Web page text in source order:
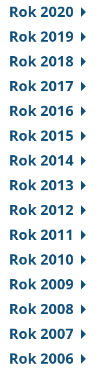
Rok 2020
Rok 2019
Rok 2018
Rok 2017
Rok 2016
Rok 2015
Rok 2014
Rok 2013
Rok 2012
Rok 2011
Rok 2010
Rok 2009
Rok 2008
Rok 2007
Rok 2006